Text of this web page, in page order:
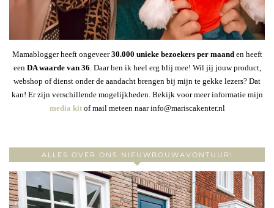
Mamablogger heeft ongeveer30.000 unieke bezoekers per maanden heeft
een DA waarde van 36 . Daar ben ik heel erg blij mee! Wil jij jouw product,
webshop of dienst onder de aandacht brengen bij mijn te gekke lezers? Dat
kan! Er zijn verschillende mogelijkheden. Bekijk voor meer informatie mijn
media kitof mail meteen naar info@mariscakenter.nl
ALLES OVER ONS NIEUWBOUWAVONTUUR!